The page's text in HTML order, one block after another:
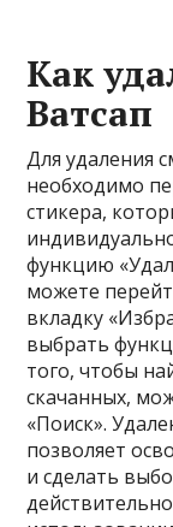
Как
Ватсап
Для удаления
необходимо
стикера,
функцию
можете
вкладку
выбрать
того, чтобы
скачанных,
«Поиск».
позволяет
и сделать